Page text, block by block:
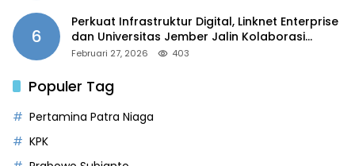
6
Perkuat Infrastruktur Digital, Linknet Enterprise
dan Universitas Jember Jalin Kolaborasi
Smart Campus Berbasis AI
Februari 27, 2026 403
Populer Tag
Pertamina Patra Niaga
KPK